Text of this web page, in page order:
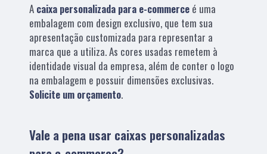
A caixa personalizada para e-commerce é uma
embalagem com design exclusivo, que tem sua
apresentação customizada para representar a
marca que a utiliza. As cores usadas remetem à
identidade visual da empresa, além de conter o logo
na embalagem e possuir dimensões exclusivas.
Solicite um orçamento.
Vale a pena usar caixas personalizadas